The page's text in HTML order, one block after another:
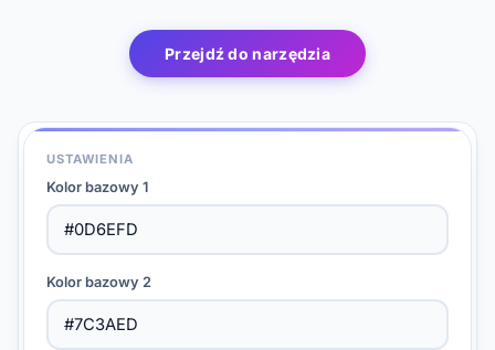
Przejdź do narzędzia
USTAWIENIA
Kolor bazowy 1
Kolor bazowy 2